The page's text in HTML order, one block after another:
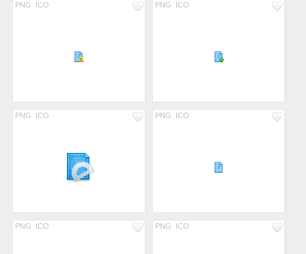
PNG ICO PNG ICO
PNG ICO PNG ICO
PNG ICO PNG ICO